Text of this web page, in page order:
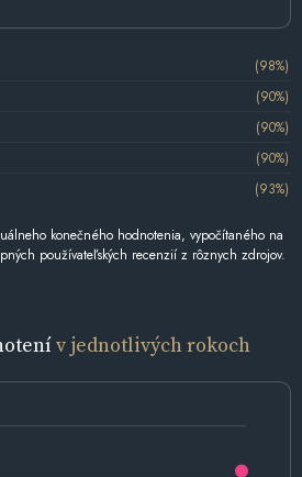
(98%)
(90%)
(90%)
(90%)
(93%)
konečného hodnotenia, vypočítaného na
používateľských recenzií z rôznych zdrojov.
v jednotlivých rokoch